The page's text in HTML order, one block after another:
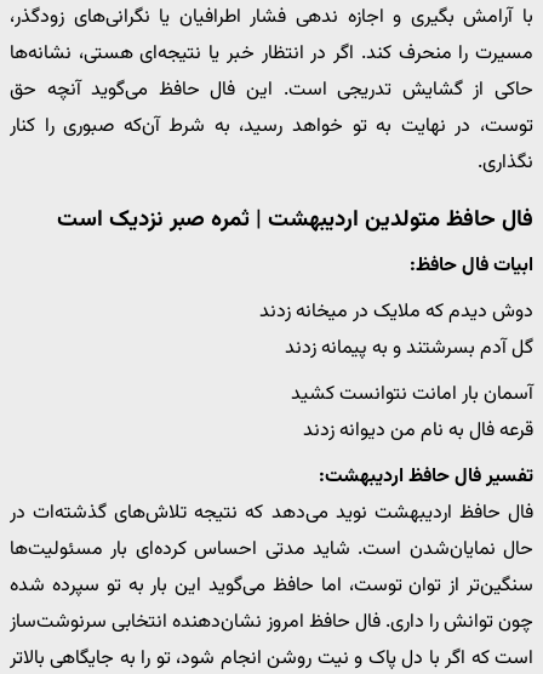
با آرامش بگیری و اجازه ندهی فشار اطرافیان یا نگرانی‌های زودگذر،
مسیرت را منحرف کند. اگر در انتظار خبر یا نتیجه‌ای هستی، نشانه‌ها
حاکی از گشایش تدریجی است. این فال حافظ می‌گوید آنچه حق
توست، در نهایت به تو خواهد رسید، به شرط آن‌که صبوری را کنار
نگذاری.
فال حافظ متولدین اردیبهشت | ثمره صبر نزدیک است
ابیات فال حافظ:
دوش دیدم که ملایک در میخانه زدند
گل آدم بسرشتند و به پیمانه زدند
آسمان بار امانت نتوانست کشید
قرعه فال به نام من دیوانه زدند
تفسیر فال حافظ اردیبهشت:
فال حافظ اردیبهشت نوید می‌دهد که نتیجه تلاش‌های گذشته‌ات در
حال نمایان‌شدن است. شاید مدتی احساس کرده‌ای بار مسئولیت‌ها
سنگین‌تر از توان توست، اما حافظ می‌گوید این بار به تو سپرده شده
چون توانش را داری. فال حافظ امروز نشان‌دهنده انتخابی سرنوشت‌ساز
است که اگر با دل پاک و نیت روشن انجام شود، تو را به جایگاهی بالاتر